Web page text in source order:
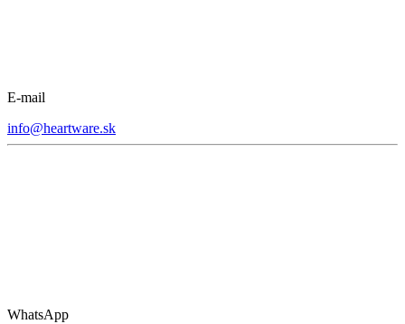
E-mail
info@heartware.sk
WhatsApp